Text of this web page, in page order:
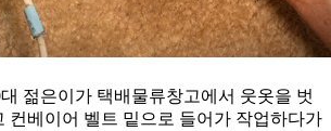
젊은이가 택배물류창고에서 웃옷을 벗
컨베이어 벨트 밑으로 들어가 작업하다가